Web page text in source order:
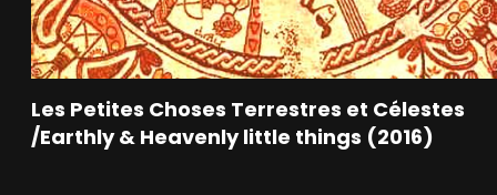
Les Petites Choses Terrestres et Célestes
/Earthly & Heavenly little things (2016)